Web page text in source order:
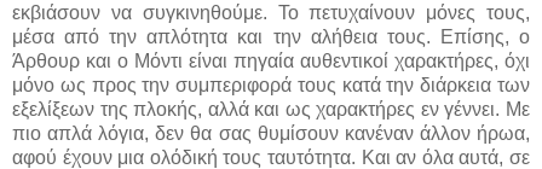
εκβιάσουν να συγκινηθούμε. Το πετυχαίνουν μόνες τους,
μέσα από την απλότητα και την αλήθεια τους. Επίσης, ο
Άρθουρ και ο Μόντι είναι πηγαία αυθεντικοί χαρακτήρες, όχι
μόνο ως προς την συμπεριφορά τους κατά την διάρκεια των
εξελίξεων της πλοκής, αλλά και ως χαρακτήρες εν γέννει. Με
πιο απλά λόγια, δεν θα σας θυμίσουν κανέναν άλλον ήρωα,
αφού έχουν μια ολόδική τους ταυτότητα. Και αν όλα αυτά, σε